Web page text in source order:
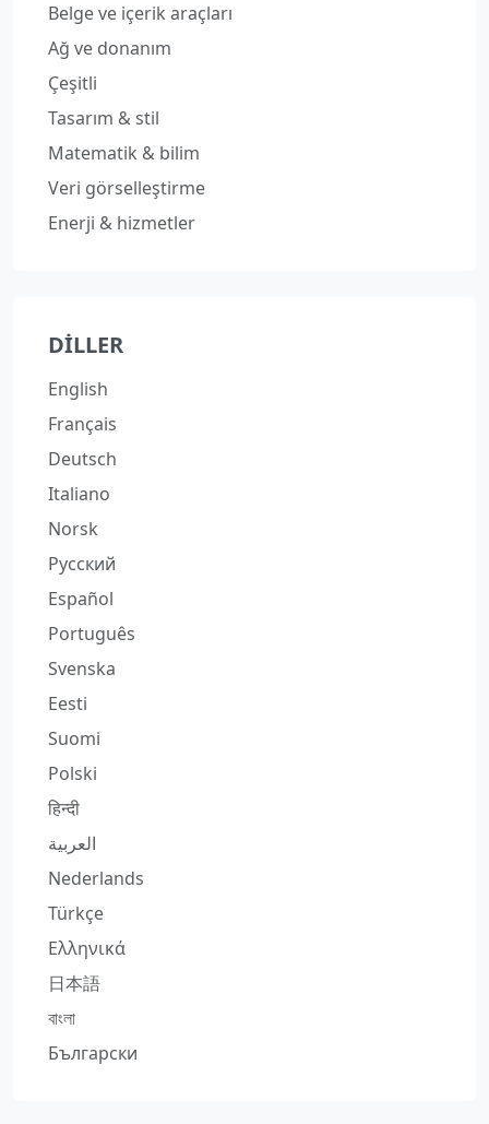
Belge ve içerik araçları
Ağ ve donanım
Çeşitli
Tasarım & stil
Matematik & bilim
Veri görselleştirme
Enerji & hizmetler
DILLER
English
Français
Deutsch
Italiano
Norsk
Русский
Español
Português
Svenska
Eesti
Suomi
Polski
हिन्दी
العربية
Nederlands
Türkçe
Ελληνικά
日本語
বাংলা
Български